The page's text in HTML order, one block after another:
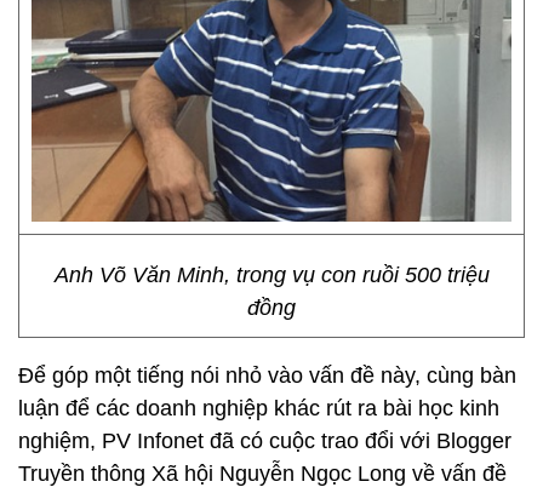
Anh Võ Văn Minh, trong vụ con ruồi 500 triệu
đồng
Để góp một tiếng nói nhỏ vào vấn đề này, cùng bàn
luận để các doanh nghiệp khác rút ra bài học kinh
nghiệm, PV Infonet đã có cuộc trao đổi với Blogger
Truyền thông Xã hội Nguyễn Ngọc Long về vấn đề